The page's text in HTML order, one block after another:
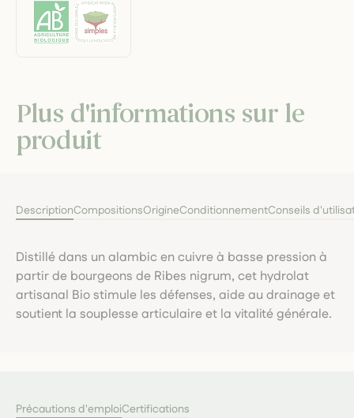
Plus d'informations sur le
produit
DescriptionCompositionsOrigineConditionnementConseils
Distillé dans un alambic en cuivre à basse pression à
partir de bourgeons de Ribes nigrum, cet hydrolat
artisanal Bio stimule les défenses, aide au drainage et
soutient la souplesse articulaire et la vitalité générale.
Précautions d'emploiCertifications